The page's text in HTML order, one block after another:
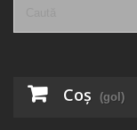
Coş (gol)